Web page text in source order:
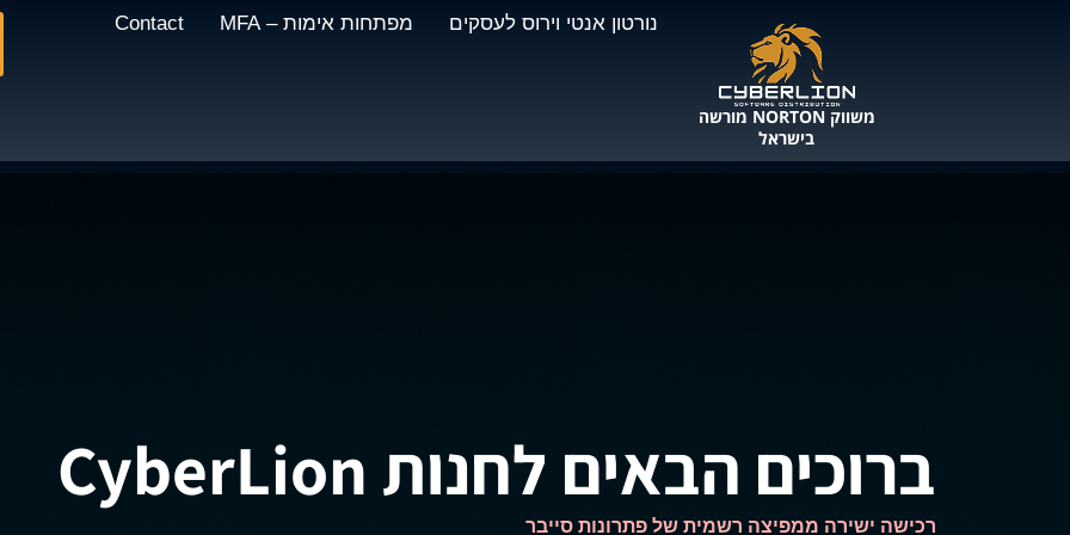
משווק NORTON מורשה
בישראל
נורטון אנטי וירוס לעסקים מפתחות אימות – MFA Contact
ברוכים הבאים לחנות CyberLion
רכישה ישירה ממפיצה רשמית של פתרונות סייבר